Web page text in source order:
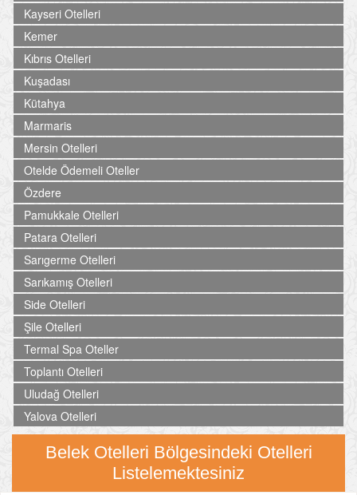
Kayseri Otelleri
Kemer
Kıbrıs Otelleri
Kuşadası
Kütahya
Marmaris
Mersin Otelleri
Otelde Ödemeli Oteller
Özdere
Pamukkale Otelleri
Patara Otelleri
Sarıgerme Otelleri
Sarıkamış Otelleri
Side Otelleri
Şile Otelleri
Termal Spa Oteller
Toplantı Otelleri
Uludağ Otelleri
Yalova Otelleri
Belek Otelleri Bölgesindeki Otelleri
Listelemektesiniz